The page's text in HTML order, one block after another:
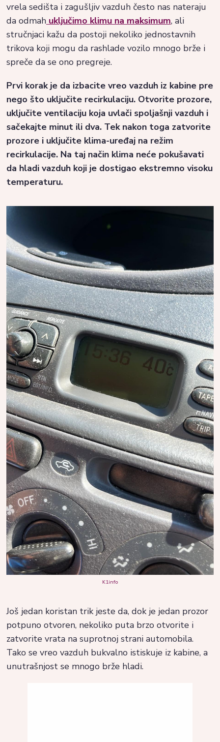
vrela sedišta i zagušljiv vazduh često nas nateraju
da odmah uključimo klimu na maksimum, ali
stručnjaci kažu da postoji nekoliko jednostavnih
trikova koji mogu da rashlade vozilo mnogo brže i
spreče da se ono pregreje.
Prvi korak je da izbacite vreo vazduh iz kabine pre
nego što uključite recirkulaciju. Otvorite prozore,
uključite ventilaciju koja uvlači spoljašnji vazduh i
sačekajte minut ili dva. Tek nakon toga zatvorite
prozore i uključite klima-uređaj na režim
recirkulacije. Na taj način klima neće pokušavati
da hladi vazduh koji je dostigao ekstremno visoku
temperaturu.
K1info
Još jedan koristan trik jeste da, dok je jedan prozor
potpuno otvoren, nekoliko puta brzo otvorite i
zatvorite vrata na suprotnoj strani automobila.
Tako se vreo vazduh bukvalno istiskuje iz kabine, a
unutrašnjost se mnogo brže hladi.